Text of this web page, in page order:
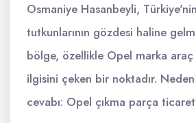
Osmaniye Hasanbeyli,
tutkunlarının gözdesi haline
bölge, özellikle Opel marka
ilgisini çeken bir noktadır.
cevabı: Opel çıkma parça